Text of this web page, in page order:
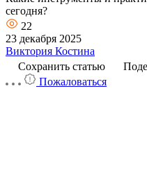
сегодня?
22
23 декабря 2025
Виктория Костина
Сохранить статью
Пожаловаться